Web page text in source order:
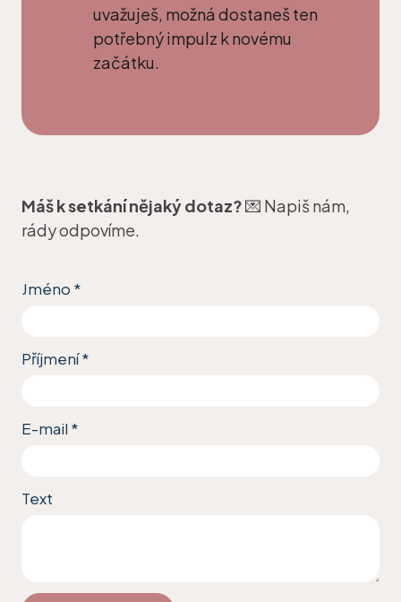
uvažuješ, možná dostaneš ten
potřebný impulz k novému
začátku.
Máš k setkání nějaký dotaz?💌 Napiš nám,
rády odpovíme.
Jméno *
Příjmení*
E-mail *
Text